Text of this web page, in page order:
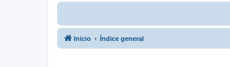
Inicio Índice general